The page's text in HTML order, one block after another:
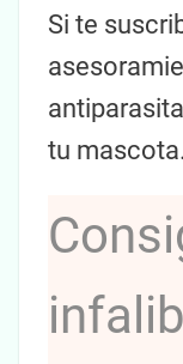
Si te
tu mascota.